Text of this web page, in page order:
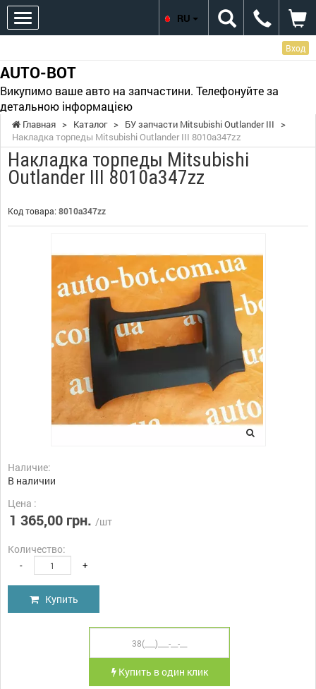
Вход
AUTO-BOT
Викупимо ваше авто на запчастини. Телефонуйте за
детальною інформацією
RU
Главная > Каталог > БУ запчасти Mitsubishi Outlander III
>
Накладка торпеды Mitsubishi Outlander III 8010a347zz
Накладка торпеды Mitsubishi
Outlander III 8010a347zz
Код товара: 8010a347zz
Наличие:
В наличии
Цена :
1 365,00 грн. /шт
Количество:
- +
Купить
Купить в один клик